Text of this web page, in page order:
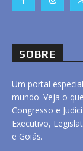
SOBRE
Um portal
mundo. Veja o
Congresso e
Executivo,
e Goiás.